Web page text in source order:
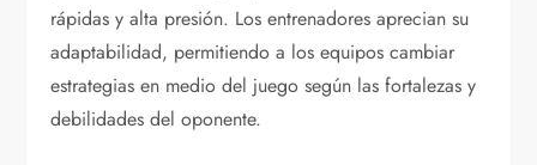
rápidas y alta presión. Los entrenadores aprecian su
adaptabilidad, permitiendo a los equipos cambiar
estrategias en medio del juego según las fortalezas y
debilidades del oponente.